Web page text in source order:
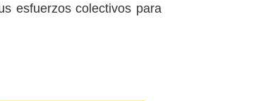
esfuerzos colectivos para